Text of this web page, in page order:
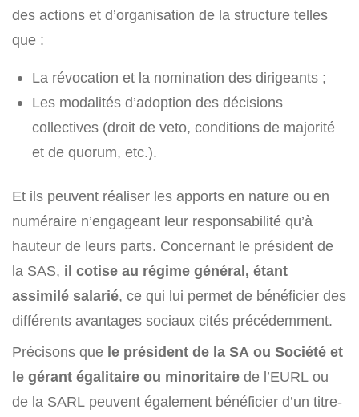
des actions et d’organisation de la structure telles
que :
La révocation et la nomination des dirigeants ;
Les modalités d’adoption des décisions
collectives (droit de veto, conditions de majorité
et de quorum, etc.).
Et ils peuvent réaliser les apports en nature ou en
numéraire n’engageant leur responsabilité qu’à
hauteur de leurs parts. Concernant le président de
la SAS, il cotise au régime général, étant
assimilé salarié, ce qui lui permet de bénéficier des
différents avantages sociaux cités précédemment.
Précisons que le président de la SA ou Société et
le gérant égalitaire ou minoritaire de l’EURL ou
de la SARL peuvent également bénéficier d’un titre-